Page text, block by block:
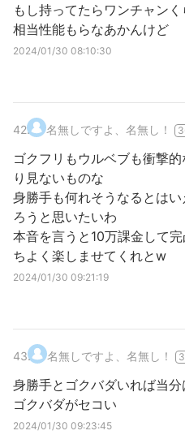
もし持ってたらワンチャン
相当性能もらなあかんけど
2024/01/30 08:10:30
42. 名無しですよ、名無し！
ゴクフリもウルベブも衝撃
り見ないものな
身勝手も何れそうなるとは
ろうと思いたいわ
本音を言うと10万課金して
ちよく楽しませてくれとw
2024/01/30 09:21:19
43. 名無しですよ、名無し！
身勝手とゴクバダいれば当
ゴクバダがセコい
2024/01/30 09:23:45